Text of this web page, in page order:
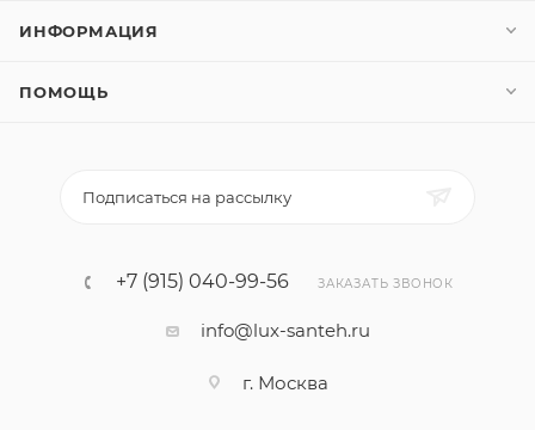
ИНФОРМАЦИЯ
ПОМОЩЬ
Подписаться на рассылку
+7 (915) 040-99-56 ЗАКАЗАТЬ ЗВОНОК
info@lux-santeh.ru
г. Москва